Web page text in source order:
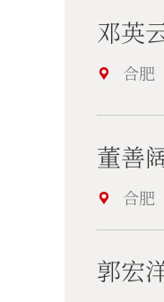
邓英
合肥
董善
合肥
郭宏